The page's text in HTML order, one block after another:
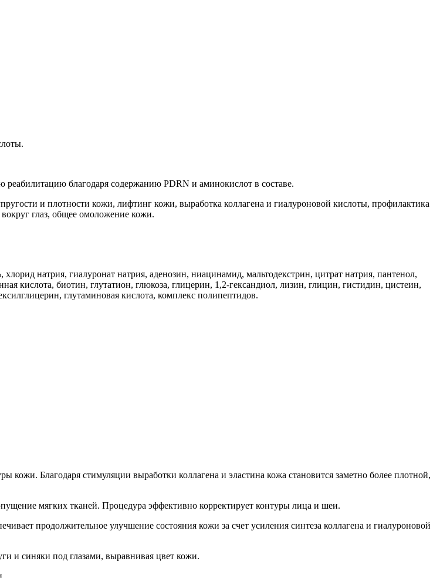
реабилитацию благодаря содержанию PDRN и аминокислот в составе.
и плотности кожи, лифтинг кожи, выработка коллагена и гиалуроновой кислоты, профилактика
глаз, общее омоложение кожи.
натрия, гиалуронат натрия, аденозин, ниацинамид, мальтодекстрин, цитрат натрия, пантенол,
кислота, биотин, глутатион, глюкоза, глицерин, 1,2-гександиол, лизин, глицин, гистидин, цистеин,
глутаминовая кислота, комплекс полипептидов.
Благодаря стимуляции выработки коллагена и эластина кожа становится заметно более плотной,
мягких тканей. Процедура эффективно корректирует контуры лица и шеи.
продолжительное улучшение состояния кожи за счет усиления синтеза коллагена и гиалуроновой
и синяки под глазами, выравнивая цвет кожи.